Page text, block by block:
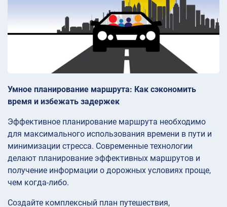
Умное планирование маршрута: Как сэкономить
время и избежать задержек
Эффективное планирование маршрута необходимо
для максимального использования времени в пути и
минимизации стресса. Современные технологии
делают планирование эффективных маршрутов и
получение информации о дорожных условиях проще,
чем когда-либо.
Создайте комплексный план путешествия,